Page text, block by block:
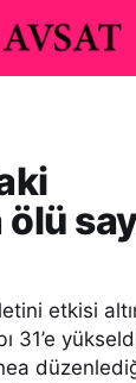
etkisi
31’e